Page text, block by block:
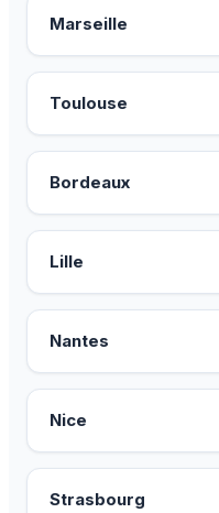
Marseille
Toulouse
Bordeaux
Lille
Nantes
Nice
Strasbourg